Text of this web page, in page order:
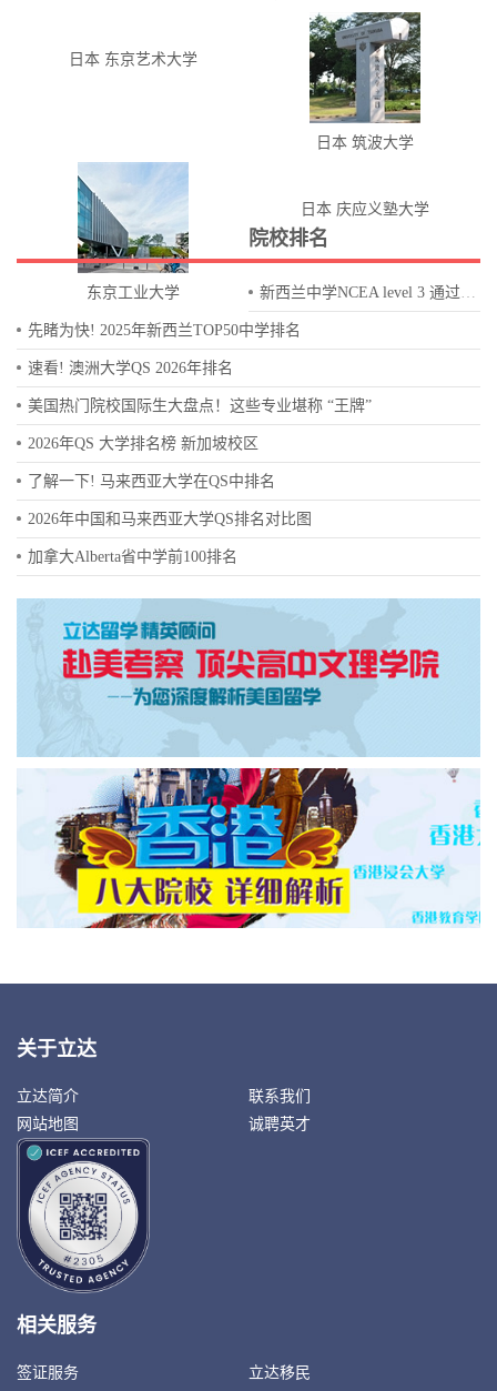
日本 东京艺术大学
日本 筑波大学
东京工业大学
日本 庆应义塾大学
院校排名
新西兰中学NCEA level 3 通过率排名表
先睹为快! 2025年新西兰TOP50中学排名
速看! 澳洲大学QS 2026年排名
美国热门院校国际生大盘点！这些专业堪称 “王牌”
2026年QS 大学排名榜 新加坡校区
了解一下! 马来西亚大学在QS中排名
2026年中国和马来西亚大学QS排名对比图
加拿大Alberta省中学前100排名
关于立达
立达简介
联系我们
网站地图
诚聘英才
相关服务
签证服务
立达移民